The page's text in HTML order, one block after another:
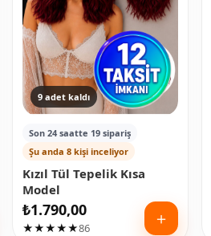
9 adet kaldı
Son 24 saatte 19 sipariş
Şu anda 8 kişi inceliyor
Kızıl Tül Tepelik Kısa
Model
₺1.790,00
★★★★★86 ＋